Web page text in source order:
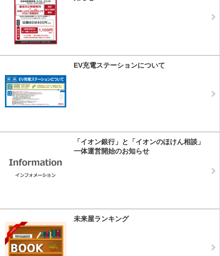
EV充電ステーションについて
「イオン銀行」と「イオンのほけん相談」
一体運営開始のお知らせ
未来屋ランキング